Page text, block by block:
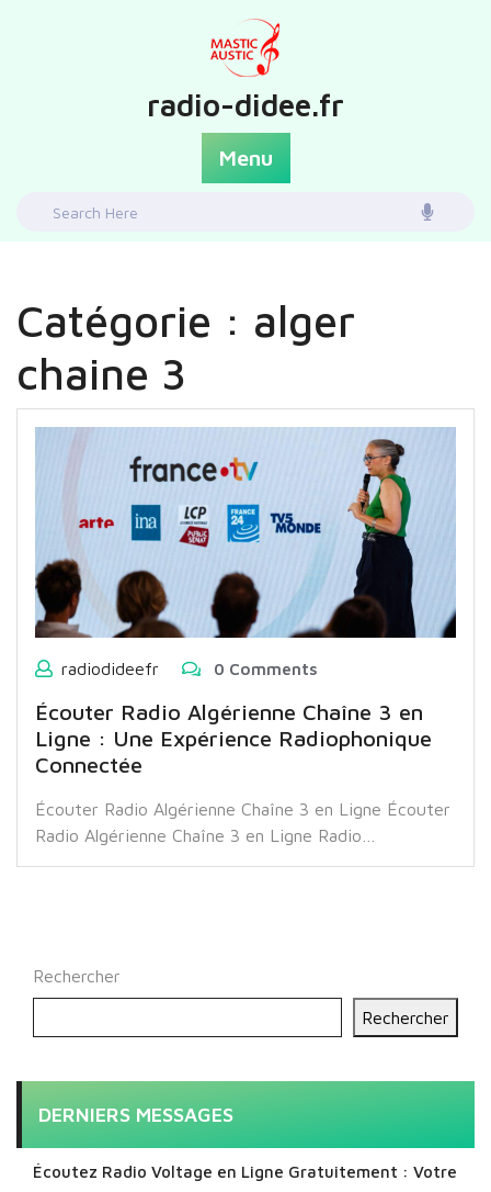
radio-didee.fr
Menu
Search
Catégorie : alger
chaine 3
radiodideefr 0 Comments
Écouter Radio Algérienne Chaîne 3 en
Ligne : Une Expérience Radiophonique
Connectée
Écouter Radio Algérienne Chaîne 3 en Ligne Écouter
Radio Algérienne Chaîne 3 en Ligne Radio…
Rechercher
Rechercher
DERNIERS MESSAGES
Écoutez Radio Voltage en Ligne Gratuitement : Votre